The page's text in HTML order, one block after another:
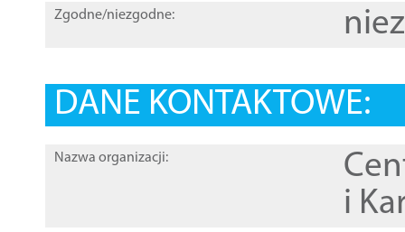
Zgodne/niezgodne:
DANE KONTAKTOWE:
Nazwa organizacji:
i